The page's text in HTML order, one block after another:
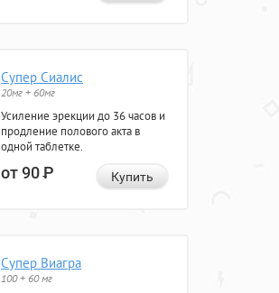
Супер Сиалис
20мг + 60мг
Усиление эрекции до 36 часов и
продление полового акта в
одной таблетке.
от 90Р Купить
Супер Виагра
100 + 60 мг